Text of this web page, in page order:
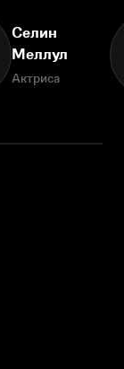
Селин
Меллул
Актриса